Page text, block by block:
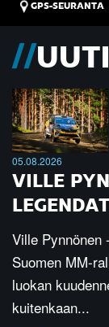
GPS-SEURANTA
05.08.2026
VILLE
Ville
Suomen MM-
luokan
kuitenkaan...